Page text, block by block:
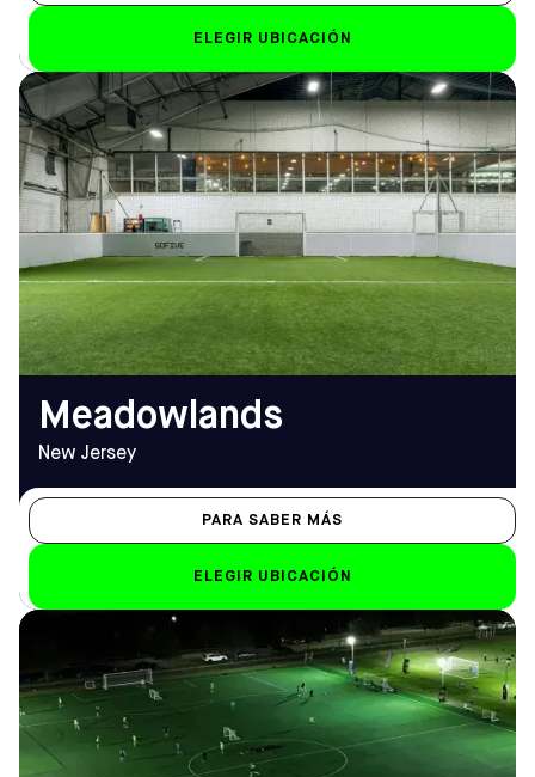
ELEGIR UBICACIÓN
HORARIO DE
APERTURA
De lunes a viernes
De 12:00 a 2:00 (los
viernes a partir de las
11:00)
Sáb-Dom
7.00 h - 2.00 h
DIRECCIÓN
2 Palmer Terrace, Carlstadt,
NJ 07072, Estados Unidos
Cómo llegar
TELÉFONO
(201) 345-5434
EMAIL
meadowlands@sofive.com
Meadowlands
New Jersey
PARA SABER MÁS
ELEGIR UBICACIÓN
HORARIO DE
APERTURA
De lunes a viernes
8.00 h - 12.00 h
Sáb-Dom
DIRECCIÓN
12314 Suttner Ave, Orlando,
FL 32827
Cómo llegar
TELÉFONO